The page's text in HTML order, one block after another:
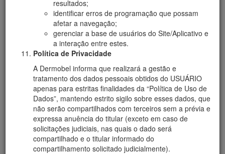
resultados;
identificar erros de programação que possam
afetar a navegação;
gerenciar a base de usuários do Site/Aplicativo e
a interação entre estes.
Política de Privacidade
A Dermobel informa que realizará a gestão e
tratamento dos dados pessoais obtidos do USUÁRIO
apenas para estritas finalidades da “Política de Uso de
Dados”, mantendo estrito sigilo sobre esses dados, que
não serão compartilhados com terceiros sem a prévia e
expressa anuência do titular (exceto em caso de
solicitações judiciais, nas quais o dado será
compartilhado e o titular informado do
compartilhamento solicitado judicialmente).